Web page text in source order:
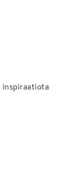
inspiraatiota